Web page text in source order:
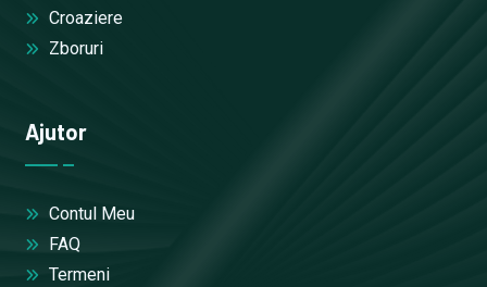
Croaziere
Zboruri
Ajutor
Contul Meu
FAQ
Termeni